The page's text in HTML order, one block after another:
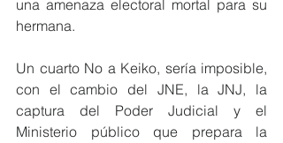
una amenaza electoral mortal para su
hermana.
Un cuarto No a Keiko, sería imposible,
con el cambio del JNE, la JNJ, la
captura del Poder Judicial y el
Ministerio público que prepara la